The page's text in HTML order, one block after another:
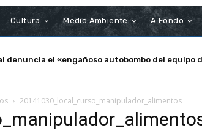
Cultura Medio Ambiente A Fondo
denuncia el «engañoso autobombo del equipo
20141030_local_curso_manipulador_alimentos